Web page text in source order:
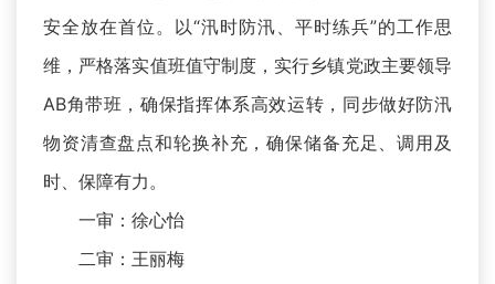
安全放在首位。以“汛时防汛、平时练兵”的工作思
维，严格落实值班值守制度，实行乡镇党政主要领导
AB角带班，确保指挥体系高效运转，同步做好防汛
物资清查盘点和轮换补充，确保储备充足、调用及
时、保障有力。
一审：徐心怡
二审：王丽梅